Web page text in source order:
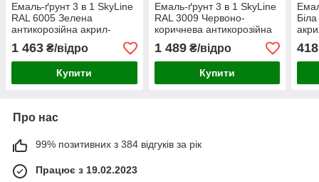
Емаль-ґрунт 3 в 1 SkyLine
RAL 6005 Зелена
антикорозійна акрил-
поліуретанова матова
фарба по металу та іржі
без запаху 3.6 кг
1 463 ₴/відро
Купити
Емаль-ґрунт 3 в 1 SkyLine
RAL 3009 Червоно-
коричнева антикорозійна
акрил-поліуретанова
фарба по металу та іржі
без запаху 3.6 кг
1 489₴/відро
Купити
без
418
Про нас
99% позитивних з 384 відгуків за рік
Працює з 19.02.2023